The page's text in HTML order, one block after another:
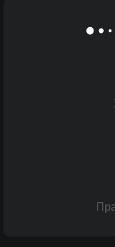
Условия
Руководство по